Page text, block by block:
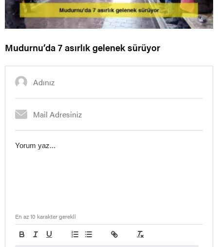
Mudurnu’da 7 asırlık gelenek sürüyor
En az 10 karakter gerekli